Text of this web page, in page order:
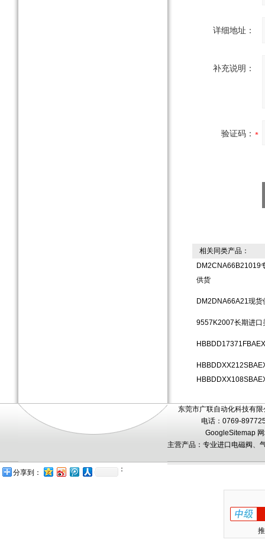
详细地址：
补充说明：
验证码：
相关同类产品：
DM2CNA66B21019
供货
DM2DNA66A21现
9557K2007长期进口
东莞市广联自动化科技有
电话：0769-
GoogleSitemap
主营产品：专业进口电磁阀、
：
分享到：